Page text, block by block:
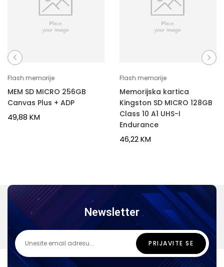
Flash memorije
MEM SD MICRO 256GB
Canvas Plus + ADP
49,88 KM
Flash memorije
Memorijska kartica
Kingston SD MICRO 128GB
Class 10 A1 UHS-I
Endurance
46,22KM
Newsletter